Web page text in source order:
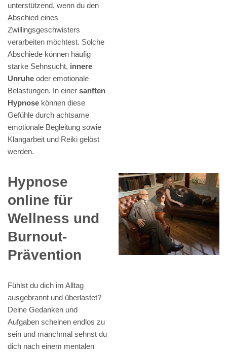
unterstützend, wenn du den
Abschied eines
Zwillingsgeschwisters
verarbeiten möchtest. Solche
Abschiede können häufig
starke Sehnsucht, innere
Unruhe oder emotionale
Belastungen. In einer sanften
Hypnose können diese
Gefühle durch achtsame
emotionale Begleitung sowie
Klangarbeit und Reiki gelöst
werden.
Hypnose
online für
Wellness und
Burnout-
Prävention
Fühlst du dich im Alltag
ausgebrannt und überlastet?
Deine Gedanken und
Aufgaben scheinen endlos zu
sein und manchmal sehnst du
dich nach einem mentalen